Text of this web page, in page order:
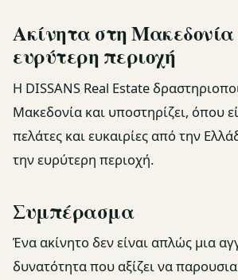
Ακίνητα στη Μακεδονία
ευρύτερη περιοχή
Η DISSANS Real Estate
Μακεδονία και υποστηρίζει, όπου
πελάτες και ευκαιρίες από την
την ευρύτερη περιοχή.
Συμπέρασμα
Ένα ακίνητο δεν είναι απλώς μια
δυνατότητα που αξίζει να